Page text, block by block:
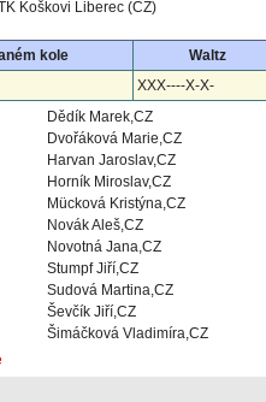
Koškovi Liberec (CZ)
kole
Waltz
XXX----X-X-
Dědík Marek,CZ
Dvořáková Marie,CZ
Harvan Jaroslav,CZ
Horník Miroslav,CZ
Mücková Kristýna,CZ
Novák Aleš,CZ
Novotná Jana,CZ
Stumpf Jiří,CZ
Sudová Martina,CZ
Ševčík Jiří,CZ
Šimáčková Vladimíra,CZ